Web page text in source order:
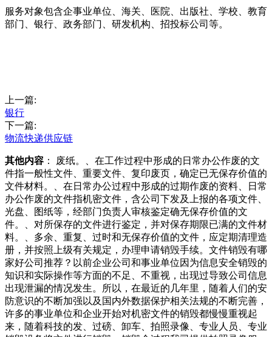
服务对象包含企事业单位、海关、医院、出版社、学校、教育
部门、银行、政务部门、研发机构、招投标公司等。
上一篇:
银行
下一篇:
物流快递供应链
其他内容 ： 废纸。、在工作过程中形成的日常办公作废的文
件指一般性文件、重要文件、复印废页，确定已无保存价值的
文件材料。、在日常办公过程中形成的过期作废的资料、日常
办公作废的文件指机密文件，含公司下发及上报的各项文件、
光盘、图纸等，经部门负责人审核鉴定确无保存价值的文
件。、对所保存的文件进行鉴定，并对保存期限已满的文件材
料。、多余、重复、过时和无保存价值的文件，应定期清理造
册，并按照上级有关规定，办理申请销毁手续。文件销毁有哪
家好公司推荐？以前企业公司和事业单位因为信息安全销毁的
知识和实际操作等方面的不足、不重视，出现过导致公司信息
出现泄漏的情况发生。所以，在最近的几年里，随着人们的安
防意识的不断加强以及国内外数据保护相关法规的不断完善，
许多的事业单位和企业开始对机密文件的销毁都慢慢重视起
来，随着科技的发、过磅、卸车、拍照录像、专业人员、专业